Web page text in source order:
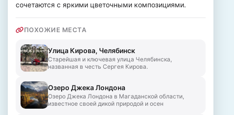
сочетаются с яркими цветочными композициями.
ПОХОЖИЕ МЕСТА
Улица Кирова, Челябинск
Старейшая и ключевая улица Челябинска,
названная в честь Сергея Кирова.
Озеро Джека Лондона
Озеро Джека Лондона в Магаданской области,
известное своей дикой природой и осен